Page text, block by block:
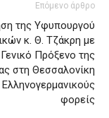
Επόμενο άρθρο
της Υφυπουργού
κ. Θ. Τζάκρη με
Πρόξενο της
στη Θεσσαλονίκη
Ελληνογερμανικούς
φορείς